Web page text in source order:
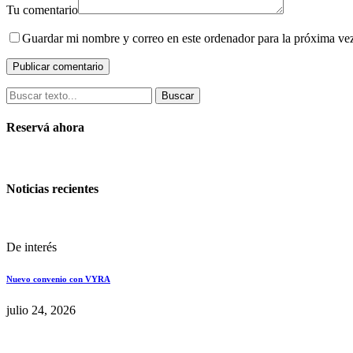
Tu comentario
Guardar mi nombre y correo en este ordenador para la próxima
Buscar
Reservá ahora
Noticias recientes
De interés
Nuevo convenio con VYRA
julio 24, 2026